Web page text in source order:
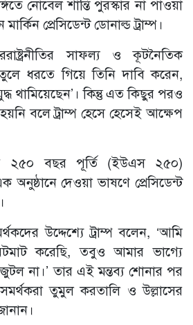
নোবেল শান্তি পুরস্কার না পাওয়া
প্রেসিডেন্ট ডোনাল্ড ট্রাম্প।
সাফল্য ও কূটনৈতিক
ধরতে গিয়ে তিনি দাবি করেন,
থামিয়েছেন’। কিন্তু এত কিছুর পরও
বলে ট্রাম্প হেসে হেসেই আক্ষেপ
২৫০ বছর পূর্তি (ইউএস ২৫০)
দেওয়া ভাষণে প্রেসিডেন্ট
উদ্দেশ্যে ট্রাম্প বলেন, ‘আমি
করেছি, তবুও আমার ভাগ্যে
জুটল না।’ তার এই মন্তব্য শোনার পর
সমর্থকরা তুমুল করতালি ও উল্লাসের